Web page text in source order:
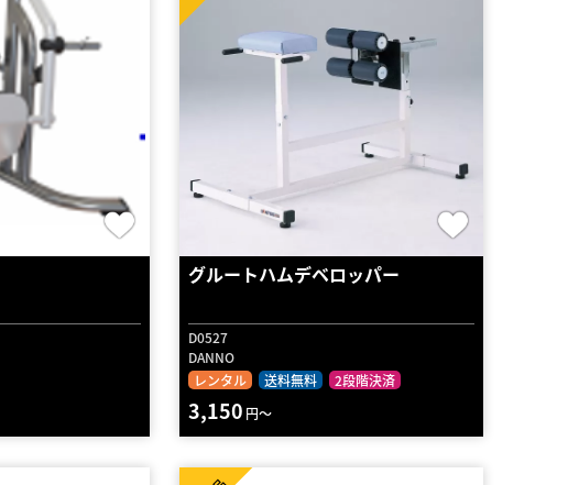
グルートハムデベロッパー
D0527
DANNO
レンタル
送料無料 2段階決済
3,150 円～